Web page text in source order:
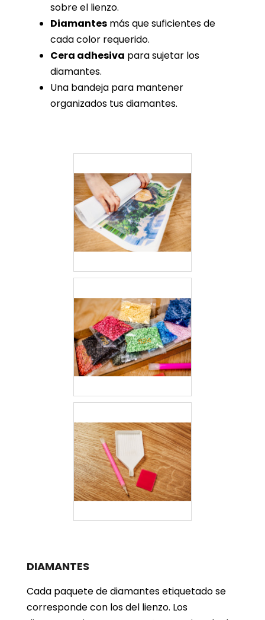
sobre el lienzo.
Diamantes más que suficientes de
cada color requerido.
Cera adhesiva para sujetar los
diamantes.
Una bandeja para mantener
organizados tus diamantes.
DIAMANTES
Cada paquete de diamantes etiquetado se
corresponde con los del lienzo. Los